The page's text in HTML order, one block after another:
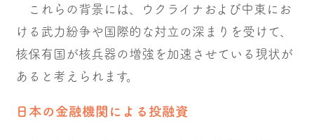
これらの背景には、ウクライナおよび中東にお
ける武力紛争や国際的な対立の深まりを受けて、
核保有国が核兵器の増強を加速させている現状が
あると考えられます。
日本の金融機関による投融資